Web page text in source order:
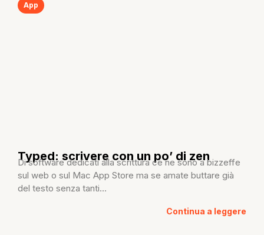
App
Typed: scrivere con un po’ di zen
Di software dedicati alla scrittura ce ne sono a bizzeffe
sul web o sul Mac App Store ma se amate buttare già
del testo senza tanti...
Continua a leggere